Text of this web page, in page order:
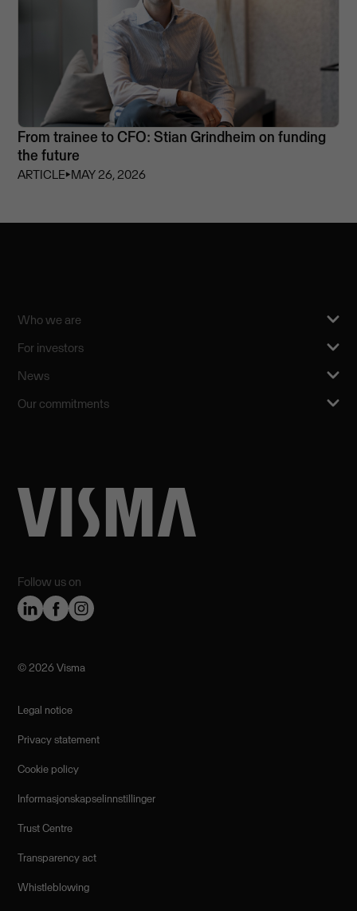
From trainee to CFO: Stian Grindheim on funding
the future
ARTICLE⏵MAY 26, 2026
Follow us on
Who we are
For investors
News
Our commitments
©️ 2026 Visma
Legal notice
Privacy statement
Cookie policy
Informasjonskapselinnstillinger
Trust Centre
Transparency act
Whistleblowing